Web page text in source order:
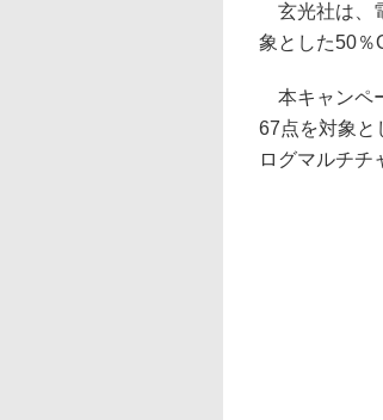
玄光社は、
象とした50％
本キャンペ
67点を対象と
ログマルチチ